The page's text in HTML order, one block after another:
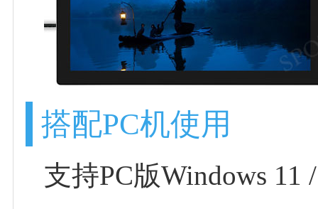
搭配PC机使用
支持PC版Windows